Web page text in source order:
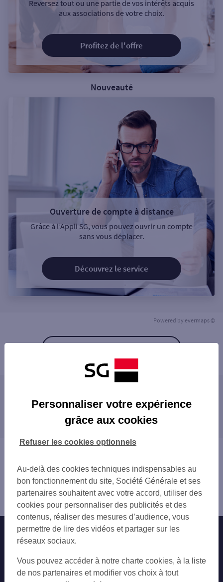
Reversez tout ou une partie de vos intérêts acquis
aux associations de votre choix.
Profitez de l'offre
Nouveauté
Ouverture de compte à distance
Grâce à l’Appli SG, vous pouvez ouvrir un compte
sans vous déplacer.
Découvrez le service
Powered by evermaps ©
VILLABE
BALLANCOURT S ESSONNE
EVRY
ST PIERRE DU PERRAY
EVRY MONTESPAN
SOISY SUR SEINE
ST FARGEAU PONTHIERRY
RIS ORANGIS
LIEUSAINT CARRE SENART
BRETIGNY SUR ORGE
MORSANG SUR ORGE
VIRY CHATILLON MAIRIE
Les agences SG dans les villes à proximité
ÉVRY
SAINT-FARGEAU-PONTHIERRY
RIS-ORANGIS
GRIGNY
BRÉTIGNY-SUR-ORGE
SAINTE-GENEVIÈVE-DES-BOIS
SAVIGNY-LE-TEMPLE
LIEUSAINT
MORSANG-SUR-ORGE
SAINT-MICHEL-SUR-ORGE
VIRY-CHÂTILLON
Mennecy
Nos engagements Nous contacter
Autres sites SG
Professionnels
Personnaliser votre expérience
grâce aux cookies
Au-delà des cookies techniques indispensables au
bon fonctionnement du site, Société Générale et ses
partenaires souhaitent avec votre accord, utiliser des
cookies pour personnaliser des publicités et des
contenus, réaliser des mesures d’audience, vous
permettre de lire des vidéos et partager sur les
réseaux sociaux.
Vous pouvez accéder à notre charte cookies, à la liste
de nos partenaires et modifier vos choix à tout
Refuser les cookies optionnels